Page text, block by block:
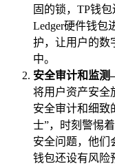
固的锁，TP钱
Ledger硬件钱包
护，让用户的数
中。
安全审计和监
将用户资产安全
安全审计和细致
士”，时刻警惕
安全问题，他们
钱包还设有风险